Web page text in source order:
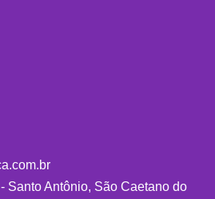
Santo Antônio, São Caetano do